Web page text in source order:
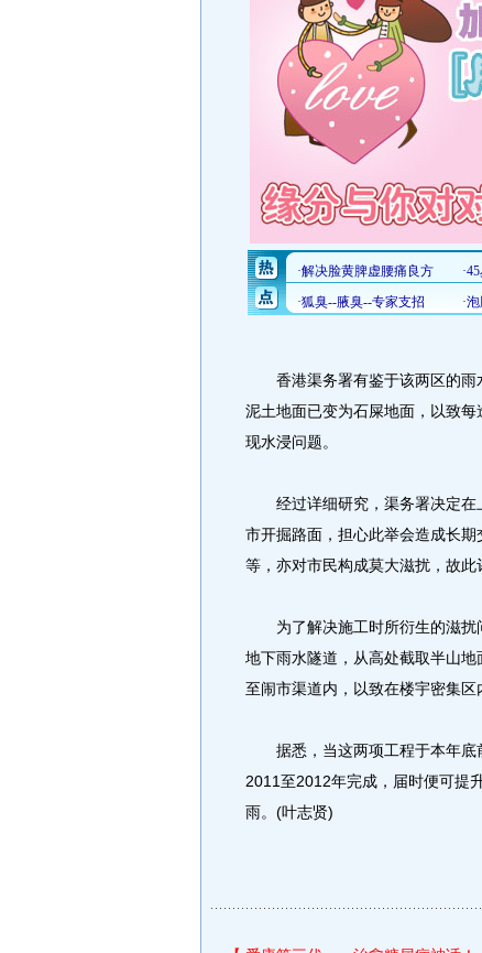
香港渠务署有鉴于该两区的雨
泥土地面已变为石屎地面，以致
现水浸问题。
经过详细研究，渠务署决定在
市开掘路面，担心此举会造成长
等，亦对市民构成莫大滋扰，故此
为了解决施工时所衍生的滋扰
地下雨水隧道，从高处截取半山
至闹市渠道内，以致在楼宇密集区
据悉，当这两项工程于本年底
2011至2012年完成，届时便可提
雨。(叶志贤)